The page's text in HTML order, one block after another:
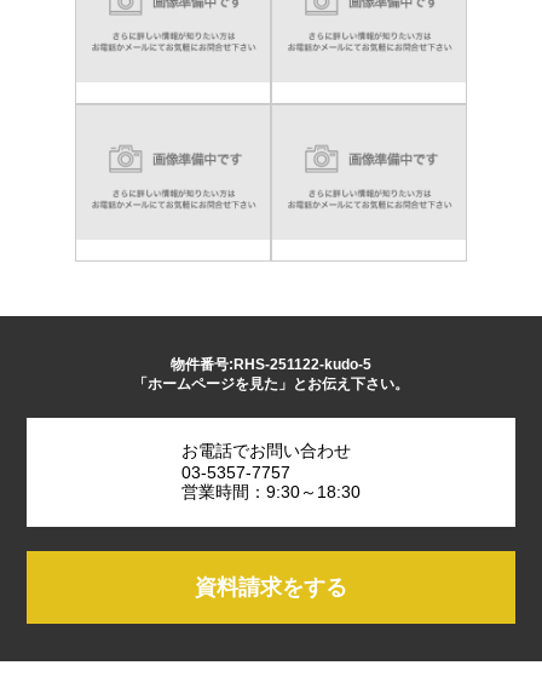
物件番号:RHS-251122-kudo-5
「ホームページを見た」とお伝え下さい。
お電話でお問い合わせ
03-5357-7757
営業時間：9:30～18:30
資料請求をする